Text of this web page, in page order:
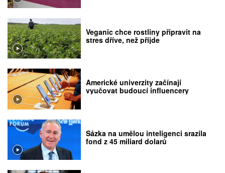
Veganic chce rostliny připravit na
stres dříve, než přijde
Americké univerzity začínají
vyučovat budoucí influencery
Sázka na umělou inteligenci srazila
fond z 45 miliard dolarů